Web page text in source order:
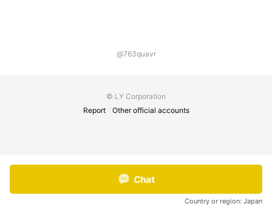
@763quavr
© LY Corporation
Report
Other official accounts
Chat
Country or region: Japan